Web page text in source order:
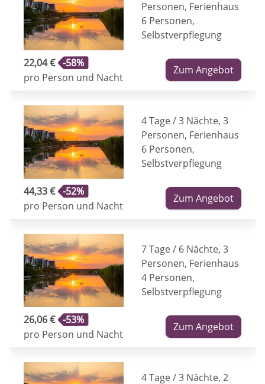
Personen, Ferienhaus
6 Personen,
Selbstverpflegung
22,04 € -58%
pro Person und Nacht
Zum Angebot
4 Tage / 3 Nächte, 3
Personen, Ferienhaus
6 Personen,
Selbstverpflegung
44,33 € -52%
pro Person und Nacht
Zum Angebot
7 Tage / 6 Nächte, 3
Personen, Ferienhaus
4 Personen,
Selbstverpflegung
26,06 € -53%
pro Person und Nacht
Zum Angebot
4 Tage / 3 Nächte, 2